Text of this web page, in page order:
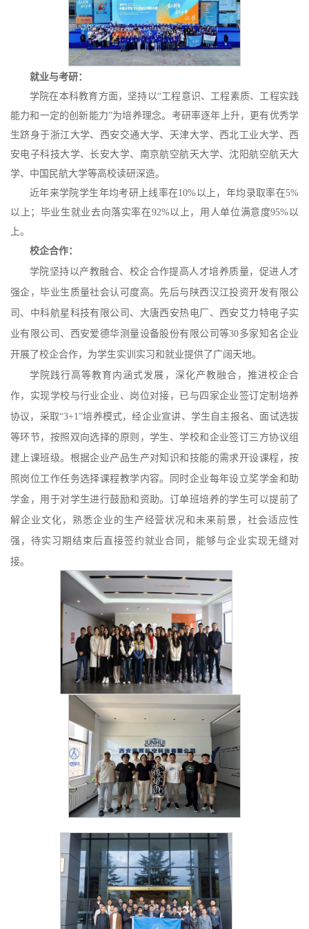
就业与考研：
学院在本科教育方面，坚持以“工程意识、工程素质、工程实践
能力和一定的创新能力”为培养理念。考研率逐年上升，更有优秀学
生跻身于浙江大学、 西安交通大学、 天津大学、 西北工业大学、西
安电子科技大学、长安大学、 南京航空航天大学、沈阳航空航天大
学、 中国民航大学等高校读研深造。
近年来学院学生年均考研上线率在10%以上，年均录取率在5%
以上；毕业生就业去向落实率在92%以上，用人单位满意度95%以
上。
校企合作：
学院坚持以产教融合、校企合作提高人才培养质量，促进人才
强企，毕业生质量社会认可度高。先后与陕西汉江投资开发有限公
司 、 中科航星科技有限公司、大唐西安热电厂 、 西安艾力特电子实
业有限公司 、西安爱德华测量设备股份有限公司等30多家知名企业
开展 了校企合作，为学生实训实习和就业提供了广阔天地。
学院践行高等教育内涵式发展，深化产教融合，推进校企合
作，实现学校与行业企业、岗位对接，已与 四 家企业签订定制培养
协议，采取“3+1”培养模式，经企业宣讲、学生自主报名、面试选拔
等环节，按照双向选择的原则，学生、学校和企业签订三方协议组
建上课班级。根据企业产品生产对知识和技能的需求开设课程，按
照岗位工作任务选择课程教学内容。同时企业每年设立奖学金和助
学金，用于对学生进行鼓励和资助。订单班培养的学生可以提前了
解企业文化，熟悉企业的生产经营状况和未来前景，社会适应性
强，待实习期结束后直接签约就业合同，能够与企业实现无缝对
接。